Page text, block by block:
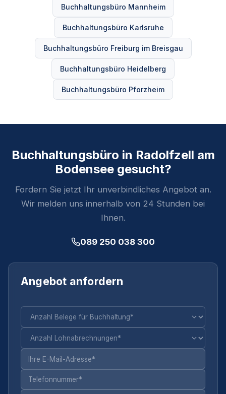
Buchhaltungsbüro Mannheim
Buchhaltungsbüro Karlsruhe
Buchhaltungsbüro Freiburg im Breisgau
Buchhaltungsbüro Heidelberg
Buchhaltungsbüro Pforzheim
Buchhaltungsbüro in Radolfzell am
Bodensee gesucht?
Fordern Sie jetzt Ihr unverbindliches Angebot an.
Wir melden uns innerhalb von 24 Stunden bei
Ihnen.
089 250 038 300
Angebot anfordern